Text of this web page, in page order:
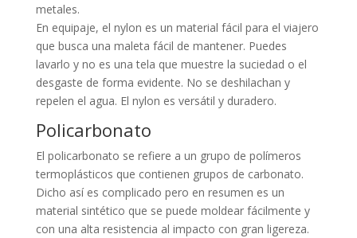
metales.
En equipaje, el nylon es un material fácil para el viajero
que busca una maleta fácil de mantener. Puedes
lavarlo y no es una tela que muestre la suciedad o el
desgaste de forma evidente. No se deshilachan y
repelen el agua. El nylon es versátil y duradero.
Policarbonato
El policarbonato se refiere a un grupo de polímeros
termoplásticos que contienen grupos de carbonato.
Dicho así es complicado pero en resumen es un
material sintético que se puede moldear fácilmente y
con una alta resistencia al impacto con gran ligereza.